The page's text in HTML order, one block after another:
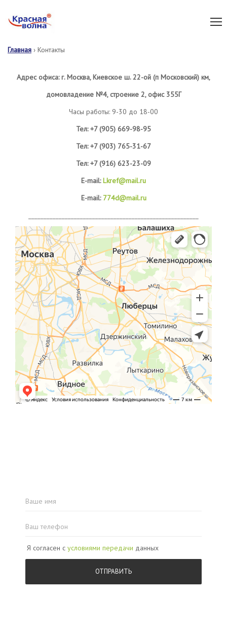
Главная › Контакты
Адрес офиса: г. Москва, Киевское ш. 22-ой (п Московский) км,
домовладение №4, строение 2, офис 355Г
Часы работы: 9-30 до 18-00
Тел: +7 (905) 669-98-95
Тел: +7 (903) 765-31-67
Тел: +7 (916) 623-23-09
E-mail:Lkref@mail.ru
E-mail: 774d@mail.ru
Я согласен с условиями передачи данных